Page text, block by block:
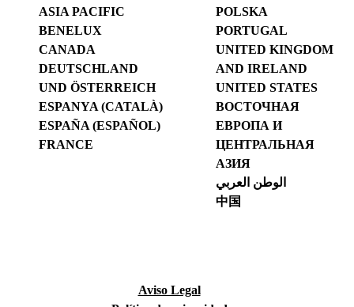
ASIA PACIFIC
BENELUX
CANADA
DEUTSCHLAND
UND ÖSTERREICH
ESPANYA (CATALÀ)
ESPAÑA (ESPAÑOL)
FRANCE
POLSKA
PORTUGAL
UNITED KINGDOM
AND IRELAND
UNITED STATES
ВОСТОЧНАЯ
ЕВРОПА И
ЦЕНТРАЛЬНАЯ
АЗИЯ
الوطن العربي
中国
Aviso Legal